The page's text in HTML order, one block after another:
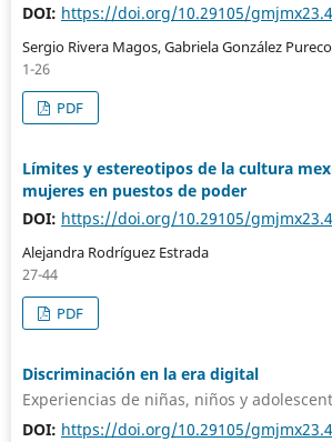
DOI: https://doi.org/10.29105/
Sergio Rivera Magos, Gabriela González Pureco
1-26
PDF
Límites y estereotipos de la cultura
mujeres en puestos de poder
DOI: https://doi.org/10.29105/
Alejandra Rodríguez Estrada
27-44
PDF
Discriminación en la era digital
Experiencias de niñas, niños y
DOI: https://doi.org/10.29105/